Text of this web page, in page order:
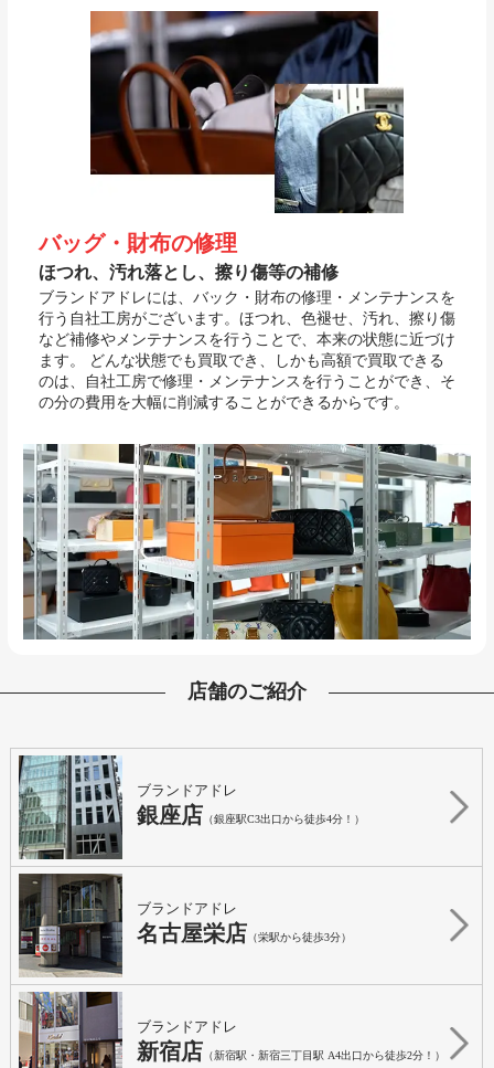
バッグ・財布の修理
ほつれ、汚れ落とし、擦り傷等の補修
ブランドアドレには、バック・財布の修理・メンテナンスを
行う自社工房がございます。ほつれ、色褪せ、汚れ、擦り傷
など補修やメンテナンスを行うことで、本来の状態に近づけ
ます。 どんな状態でも買取でき、しかも高額で買取できる
のは、自社工房で修理・メンテナンスを行うことができ、そ
の分の費用を大幅に削減することができるからです。
店舗のご紹介
ブランドアドレ
銀座店 （銀座駅C3出口から徒歩4分！）
ブランドアドレ
名古屋栄店 （栄駅から徒歩3分）
ブランドアドレ
新宿店 （新宿駅・新宿三丁目駅 A4出口から徒歩2分！）